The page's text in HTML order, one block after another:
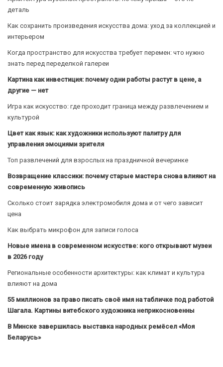
деталь
Как сохранить произведения искусства дома: уход за коллекцией и
интерьером
Когда пространство для искусства требует перемен: что нужно
знать перед переделкой галереи
Картина как инвестиция: почему одни работы растут в цене, а
другие — нет
Игра как искусство: где проходит граница между развлечением и
культурой
Цвет как язык: как художники используют палитру для
управления эмоциями зрителя
Топ развлечений для взрослых на праздничной вечеринке
Возвращение классики: почему старые мастера снова влияют на
современную живопись
Сколько стоит зарядка электромобиля дома и от чего зависит
цена
Как выбрать микрофон для записи голоса
Новые имена в современном искусстве: кого открывают музеи
в 2026 году
Региональные особенности архитектуры: как климат и культура
влияют на дома
55 миллионов за право писать своё имя на табличке под работой
Шагала. Картины витебского художника неприкосновенны
В Минске завершилась выставка народных ремёсел «Моя
Беларусь»